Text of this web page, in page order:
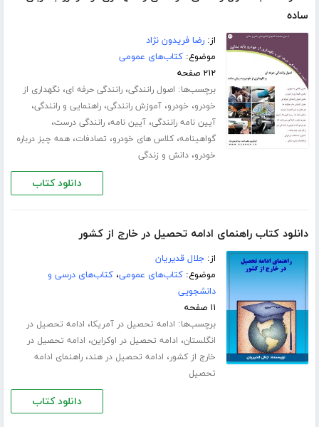
ساده
از:رضا فریدون نژاد
موضوع:کتاب‌های عمومی
۲۱۲ صفحه
برچسب‌ها: اصول رانندگی،رانندگی حرفه ای،نگهداری از
خودرو، خودرو،آموزش رانندگی،راهنمایی و رانندگی،
آیین نامه رانندگی،آیین نامه،رانندگی درست،
گواهینامه،کلاس های خودرو، تصادفات،همه چیز درباره
خودرو،دانش و زندگی
دانلود کتاب
دانلود کتاب راهنمای ادامه تحصیل در خارج از کشور
از:جلال قدیریان
موضوع:کتاب‌های عمومی،کتاب‌های درسی و
دانشجویی
۱۱ صفحه
برچسب‌ها: ادامه تحصیل در آمریکا، ادامه تحصیل در
انگلستان، ادامه تحصیل در اوکراین، ادامه تحصیل در
خارج از کشور، ادامه تحصیل در هند،راهنمای ادامه
تحصیل
دانلود کتاب